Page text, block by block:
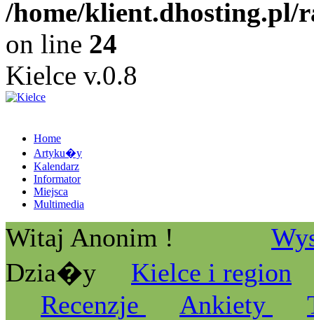
/home/klient.dhosting.pl/
on line 24
Kielce v.0.8
Home
Artyku�y
Kalendarz
Informator
Miejsca
Multimedia
Witaj Anonim !
Dzia�y
Kielce i region
Recenzje
Ankiety